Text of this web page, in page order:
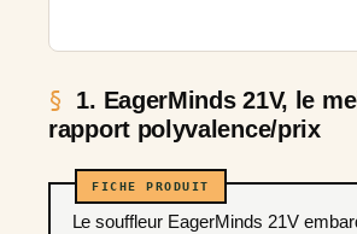
1. EagerMinds 21V, le
rapport polyvalence/prix
Le souffleur EagerMinds 21V embarque un